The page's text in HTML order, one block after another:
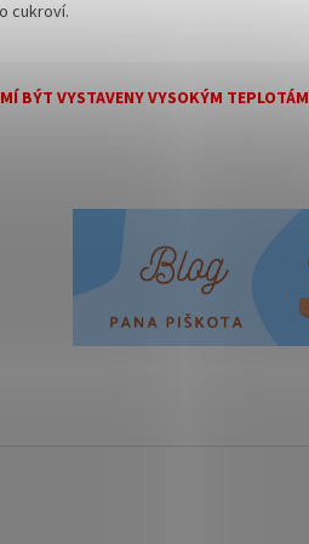
cukroví.
BÝT VYSTAVENY VYSOKÝM TEPLOTÁM